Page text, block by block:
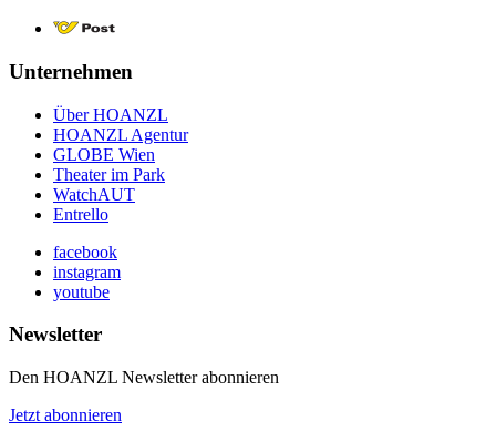
Unternehmen
Über HOANZL
HOANZL Agentur
GLOBE Wien
Theater im Park
WatchAUT
Entrello
facebook
instagram
youtube
Newsletter
Den HOANZL Newsletter abonnieren
Jetzt abonnieren